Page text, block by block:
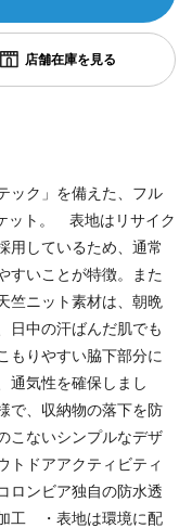
ック」を備えた、フル
ット。 表地はリサイク
用しているため、通常
すいことが特徴。また
竺ニット素材は、朝晩
日中の汗ばんだ肌でも
りやすい脇下部分に
通気性を確保しまし
で、収納物の落下を防
こないシンプルなデザ
トドアアクティビティ
ンビア独自の防水透
工 ・表地は環境に配